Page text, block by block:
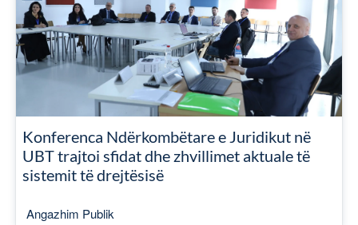
Konferenca Ndërkombëtare e Juridikut në
UBT trajtoi sfidat dhe zhvillimet aktuale të
sistemit të drejtësisë
Angazhim Publik